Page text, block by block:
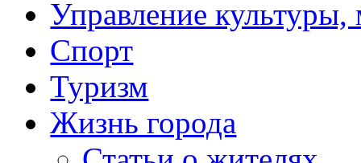
Управление
Спорт
Туризм
Жизнь города